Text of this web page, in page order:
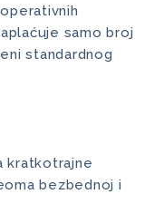
samo broj
standardnog
kratkotrajne
bezbednoj i